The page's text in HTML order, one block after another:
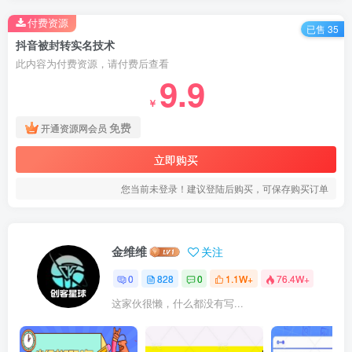
抖音被封转实名技术
此内容为付费资源，请付费后查看
￥ 9.9
开通资源网会员 免费
立即购买
您当前未登录！建议登陆后购买，可保存购买订单
付费资源 已售 35
金维维 关注
0 828 0 1.1W+ 76.4W+
这家伙很懒，什么都没有写...